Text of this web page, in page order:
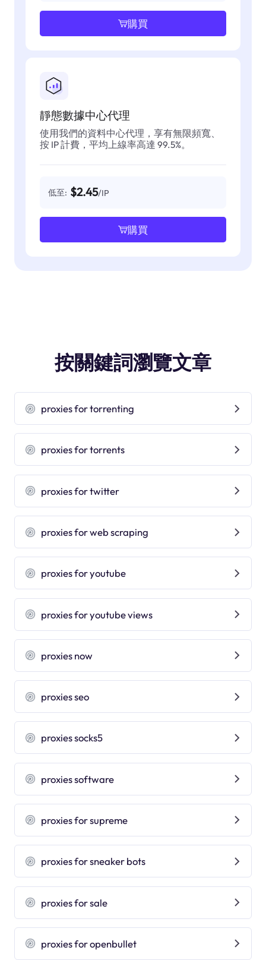
購買
靜態數據中心代理
使用我們的資料中心代理，享有無限頻寬、
按 IP 計費，平均上線率高達 99.5%。
低至: $2.45/IP
購買
按關鍵詞瀏覽文章
proxies for torrenting
proxies for torrents
proxies for twitter
proxies for web scraping
proxies for youtube
proxies for youtube views
proxies now
proxies seo
proxies socks5
proxies software
proxies for supreme
proxies for sneaker bots
proxies for sale
proxies for openbullet